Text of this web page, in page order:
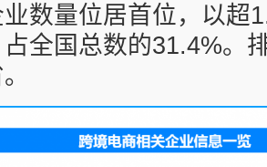
数量位居首位，以超
全国总数的31.4%。